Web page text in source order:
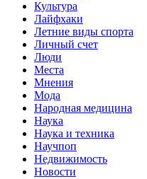
Культура
Лайфхаки
Летние виды спорта
Личный счет
Люди
Места
Мнения
Мода
Народная медицина
Наука
Наука и техника
Научпоп
Недвижимость
Новости